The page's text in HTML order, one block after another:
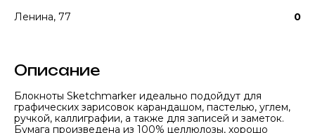
Ленина, 77 0
Описание
Блокноты Sketchmarker идеально подойдут для
графических зарисовок карандашом, пастелью, углем,
ручкой, каллиграфии, а также для записей и заметок.
Бумага произведена из 100% целлюлозы, хорошо